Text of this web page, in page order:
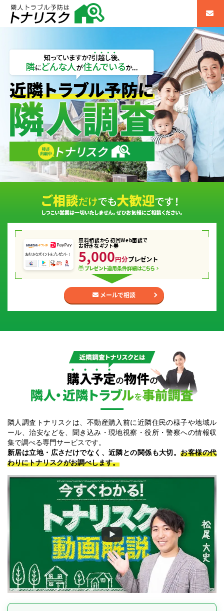
不動産購入前の近隣調査・隣人調査｜近隣トラブル予防のトナリスク（全国対応）
無料相談から初回Web面談で
お好きなギフト券
5,000円分プレゼント
プレゼント適用条件詳細はこちら
メールで相談
隣人調査トナリスクとは｜購入予定の物件の隣人・近隣トラブルを事前調査
隣人調査トナリスクは、不動産購入前に近隣住民の様子や地域ル
ール、治安などを、聞き込み・現地視察・役所・警察への情報収
集で調べる専門サービスです。
新居は立地・広さだけでなく、近隣との関係も大切。お客様の代
わりにトナリスクがお調べします。